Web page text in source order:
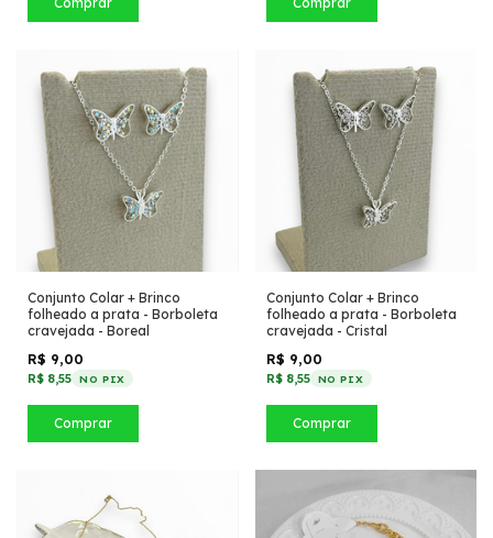
Conjunto Colar + Brinco
folheado a prata - Borboleta
cravejada - Boreal
R$ 9,00
R$ 8,55 NO PIX
Comprar
Conjunto Colar + Brinco
folheado a prata - Borboleta
cravejada - Cristal
R$ 9,00
R$ 8,55 NO PIX
Comprar